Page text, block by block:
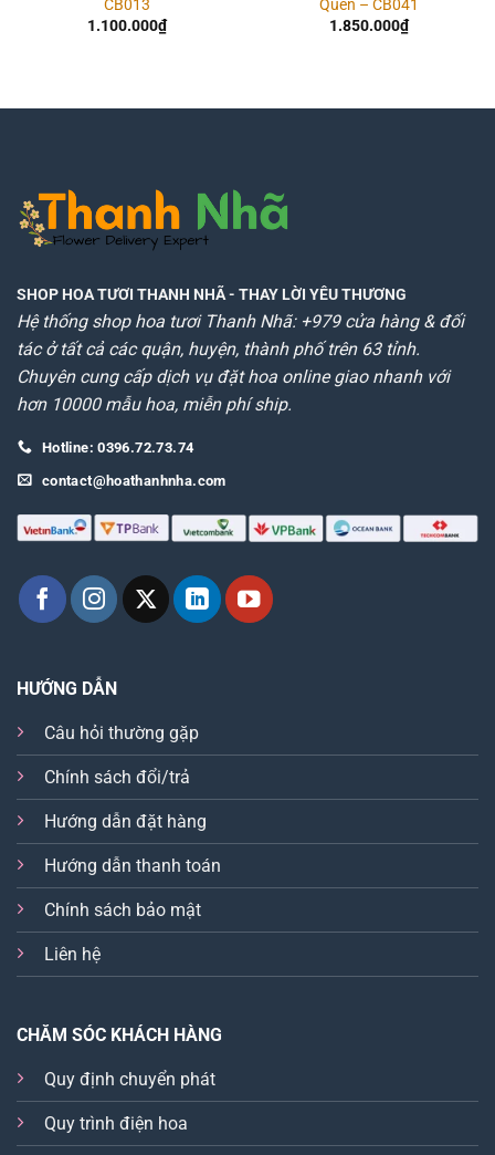
CB013
1.100.000₫
Quên – CB041
1.850.000₫
SHOP HOA TƯƠI THANH NHÃ- THAY LỜI YÊU THƯƠNG
Hệ thống shop hoa tươi Thanh Nhã: +979 cửa hàng & đối
tác ở tất cả các quận, huyện, thành phố trên 63 tỉnh.
Chuyên cung cấp dịch vụ đặt hoa online giao nhanh với
hơn 10000 mẫu hoa, miễn phí ship.
Hotline: 0396.72.73.74
contact@hoathanhnha.com
HƯỚNG DẪN
Câu hỏi thường gặp
Chính sách đổi/trả
Hướng dẫn đặt hàng
Hướng dẫn thanh toán
Chính sách bảo mật
Liên hệ
CHĂM SÓC KHÁCH HÀNG
Quy định chuyển phát
Quy trình điện hoa